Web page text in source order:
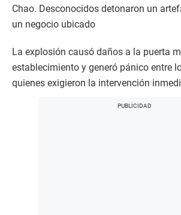
Chao. Desconocidos detonaron un
un negocio ubicado
La explosión causó daños a la puerta
establecimiento y generó pánico entre
quienes exigieron la intervención